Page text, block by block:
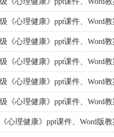
《心理健康》ppt课件、Word教
《心理健康》ppt课件、Word教
《心理健康》ppt课件、Word教
《心理健康》ppt课件、Word教
《心理健康》ppt课件、Word教
心理健康》ppt课件、Word版教